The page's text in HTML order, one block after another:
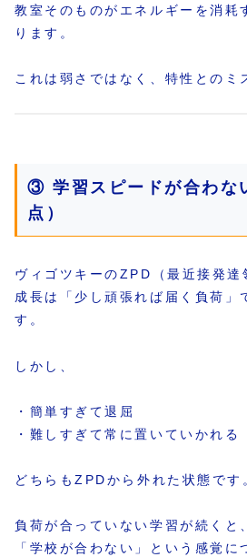
教室そのものがエネルギーを消耗
ります。
これは弱さではなく、特性とのミ
③ 学習スピードが合わな
点）
ヴィゴツキーのZPD（最近接発達
成長は「少し頑張れば届く負荷」
す。
しかし、
・簡単すぎて退屈
・難しすぎて常に置いていかれる
どちらもZPDから外れた状態です
負荷が合っていない学習が続くと、
「学校が合わない」という感覚に